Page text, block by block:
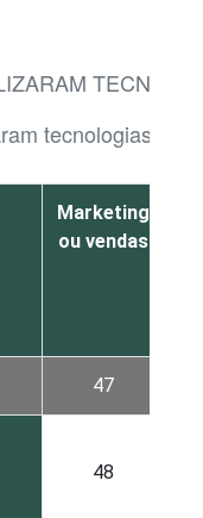
tecnologias de
Marketing
ou vendas
47
48